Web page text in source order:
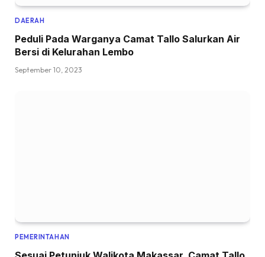
DAERAH
Peduli Pada Warganya Camat Tallo Salurkan Air
Bersi di Kelurahan Lembo
September 10, 2023
PEMERINTAHAN